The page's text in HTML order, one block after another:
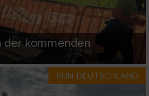
der kommenden
RUN-DEUTSCHLAND